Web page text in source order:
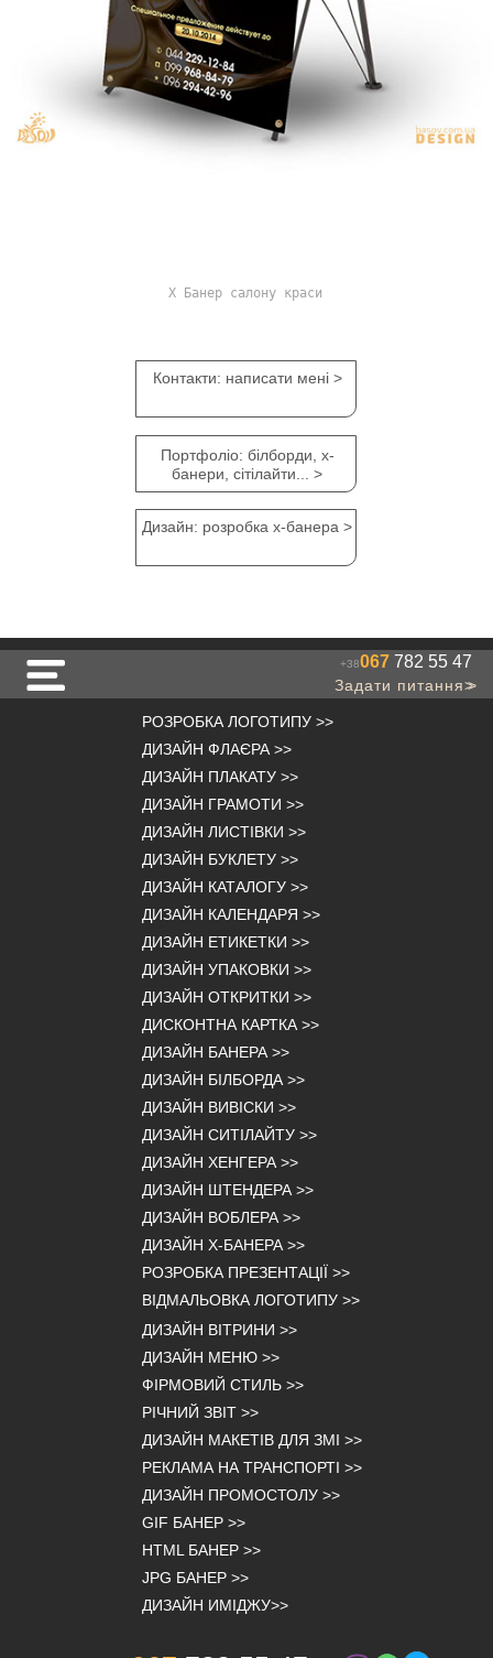
Х Банер салону краси
Контакти: написати мені >
Портфоліо: білборди, х-
банери, сітілайти... >
Дизайн: розробка х-банера >
РОЗРОБКА ЛОГОТИПУ >>
ДИЗАЙН ФЛАЄРА >>
ДИЗАЙН ПЛАКАТУ >>
ДИЗАЙН ГРАМОТИ >>
ДИЗАЙН ЛИСТІВКИ >>
ДИЗАЙН БУКЛЕТУ >>
ДИЗАЙН КАТАЛОГУ >>
ДИЗАЙН КАЛЕНДАРЯ >>
ДИЗАЙН ЕТИКЕТКИ >>
ДИЗАЙН УПАКОВКИ >>
ДИЗАЙН ОТКРИТКИ >>
ДИСКОНТНА КАРТКА >>
ДИЗАЙН БАНЕРА >>
ДИЗАЙН БІЛБОРДА >>
ДИЗАЙН ВИВІСКИ >>
ДИЗАЙН СИТІЛАЙТУ >>
ДИЗАЙН ХЕНГЕРА >>
ДИЗАЙН ШТЕНДЕРА >>
ДИЗАЙН ВОБЛЕРА >>
ДИЗАЙН Х-БАНЕРА >>
РОЗРОБКА ПРЕЗЕНТАЦІЇ >>
ВІДМАЛЬОВКА ЛОГОТИПУ >>
ДИЗАЙН ВІТРИНИ >>
ДИЗАЙН МЕНЮ >>
ФІРМОВИЙ СТИЛЬ >>
РІЧНИЙ ЗВІТ >>
ДИЗАЙН МАКЕТІВ ДЛЯ ЗМІ >>
РЕКЛАМА НА ТРАНСПОРТІ >>
ДИЗАЙН ПРОМОСТОЛУ >>
GIF БАНЕР >>
HTML БАНЕР >>
JPG БАНЕР >>
ДИЗАЙН ИМІДЖУ>>
+38067 782 55 47
Задати питання>>